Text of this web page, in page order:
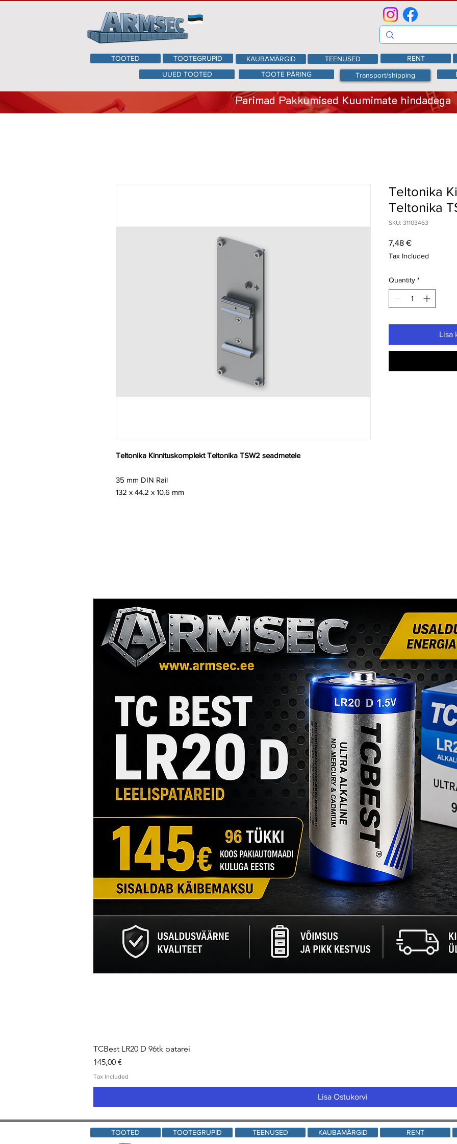
TOOTED
TOOTEGRUPID
UUED TOOTED
KAUBAMÄRGID TEENUSED RENT
TOOTE PÄRING
Transport/shipping
Parimad Pakkumised Kuumimate hindadega
Teltonika Kinnituskomplekt Teltonika TSW2 seadmetele
35 mm DIN Rail
132 x 44.2 x 10.6 mm
Teltonika
Teltonika
SKU: 31103463
7,48 €Price
Tax Included
Quantity *
Lisa
TCBest LR20 D 96tk patarei
Price
145,00 €
Tax Included
Lisa Ostukorvi
TOOTED TOOTEGRUPID TEENUSED KAUBAMÄRGID RENT